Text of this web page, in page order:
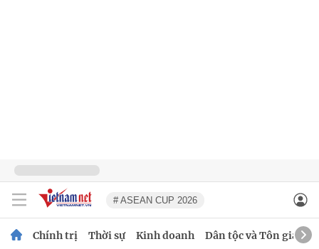
# ASEAN CUP 2026
Chính trị Thời sự Kinh doanh Dân tộc và Tôn giáo